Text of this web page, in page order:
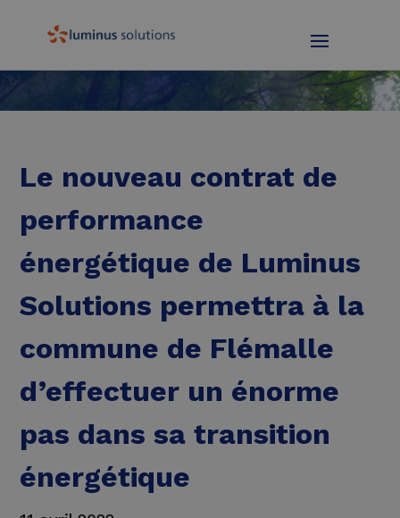
Le nouveau contrat de
performance
énergétique de Luminus
Solutions permettra à la
commune de Flémalle
d’effectuer un énorme
pas dans sa transition
énergétique